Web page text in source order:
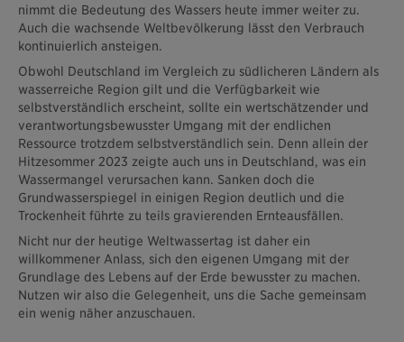
nimmt die Bedeutung des Wassers heute immer weiter zu.
Auch die wachsende Weltbevölkerung lässt den Verbrauch
kontinuierlich ansteigen.
Obwohl Deutschland im Vergleich zu südlicheren Ländern als
wasserreiche Region gilt und die Verfügbarkeit wie
selbstverständlich erscheint, sollte ein wertschätzender und
verantwortungsbewusster Umgang mit der endlichen
Ressource trotzdem selbstverständlich sein. Denn allein der
Hitzesommer 2023 zeigte auch uns in Deutschland, was ein
Wassermangel verursachen kann. Sanken doch die
Grundwasserspiegel in einigen Region deutlich und die
Trockenheit führte zu teils gravierenden Ernteausfällen.
Nicht nur der heutige Weltwassertag ist daher ein
willkommener Anlass, sich den eigenen Umgang mit der
Grundlage des Lebens auf der Erde bewusster zu machen.
Nutzen wir also die Gelegenheit, uns die Sache gemeinsam
ein wenig näher anzuschauen.